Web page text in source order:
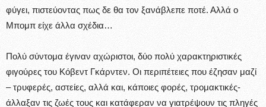
φύγει, πιστεύοντας πως δε θα τον ξανάβλεπε ποτέ. Αλλά ο
Μπομπ είχε άλλα σχέδια…
Πολύ σύντομα έγιναν αχώριστοι, δύο πολύ χαρακτηριστικές
φιγούρες του Κόβεντ Γκάρντεν. Οι περιπέτειες που έζησαν μαζί
– τρυφερές, αστείες, αλλά και, κάποιες φορές, τρομακτικές-
άλλαξαν τις ζωές τους και κατάφεραν να γιατρέψουν τις πληγές